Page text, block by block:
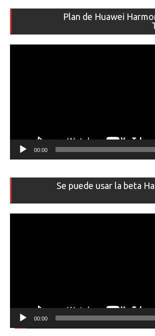
Plan de Huawei
00:00
Se puede usar la beta
00:00